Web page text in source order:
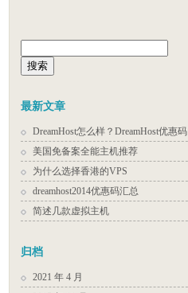
索：
最新文章
DreamHost怎么样？DreamHost优惠码
美国免备案全能主机推荐
为什么选择香港的VPS
dreamhost2014优惠码汇总
简述几款虚拟主机
归档
2021 年 4 月